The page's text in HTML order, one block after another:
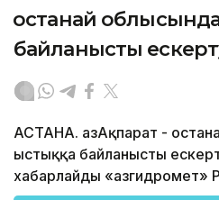
Қостанай
байланысты
АСТАНА. ҚазАқпарат -
ыстыққа байланысты
хабарлайды «Қазгидромет»